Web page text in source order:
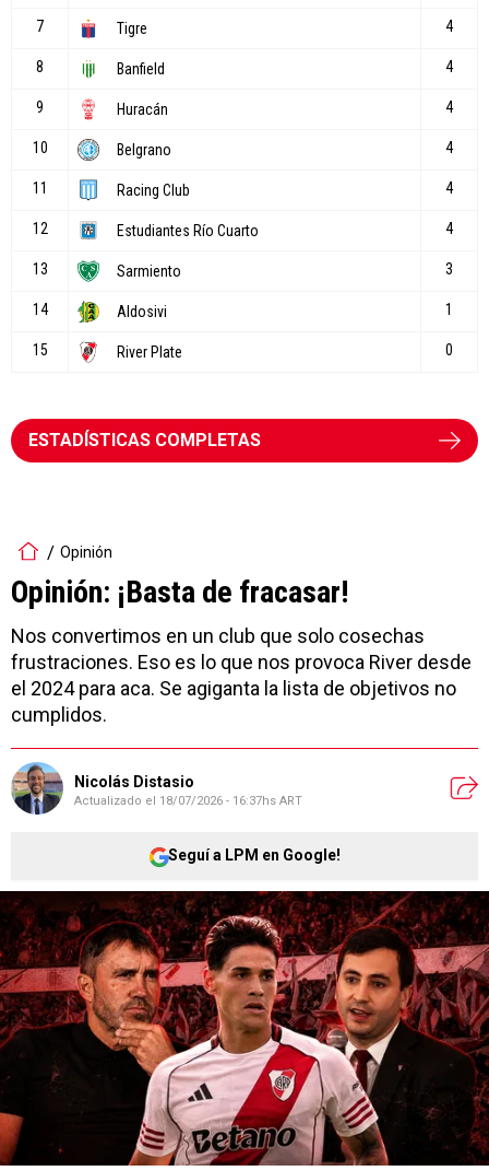
ESTADÍSTICAS COMPLETAS
Opinión
Opinión: ¡Basta de fracasar!
Nos convertimos en un club que solo cosechas
frustraciones. Eso es lo que nos provoca River desde
el 2024 para aca. Se agiganta la lista de objetivos no
cumplidos.
Nicolás Distasio
Actualizado el 18/07/2026 - 16:37hs ART
Seguí a LPM en Google!